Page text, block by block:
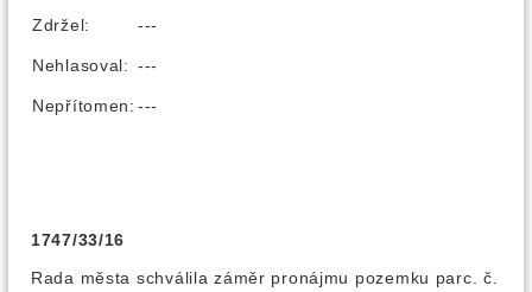
Zdržel: ---
Nehlasoval: ---
Nepřítomen: ---
1747/33/16
Rada města schválila záměr pronájmu pozemku parc. č.